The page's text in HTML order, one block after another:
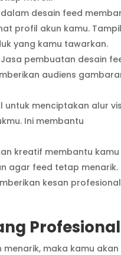
desain feed
profil akun kamu.
yang kamu tawarkan.
pembuatan desain
audiens
untuk menciptakan alur
Ini membantu
kreatif membantu kamu
agar feed tetap menarik.
kesan profesional
Profesional
maka kamu akan